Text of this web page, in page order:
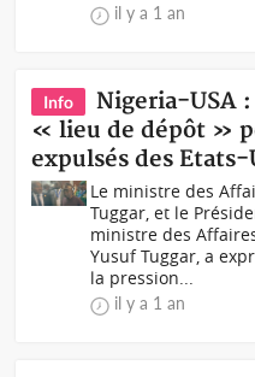
il y a 1 an
Info
Nigeria-USA
« lieu de dépôt »
expulsés des
Le ministre des
Tuggar, et le
ministre des
Yusuf Tuggar, a
la pression...
il y a 1 an